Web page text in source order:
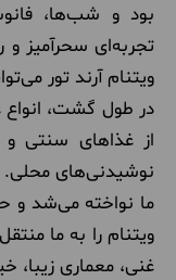
بود و شب‌ها،
تجربه‌ای سحرآمیز و
ویتنام آرند تور
در طول گشت، انواع
از غذاهای سنتی
نوشیدنی‌های
ما نواخته می‌شد و
ویتنام را به ما
غنی، معماری زیبا،